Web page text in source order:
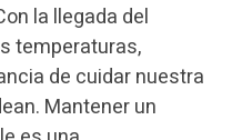
la llegada del
temperaturas,
de cuidar nuestra
Mantener un